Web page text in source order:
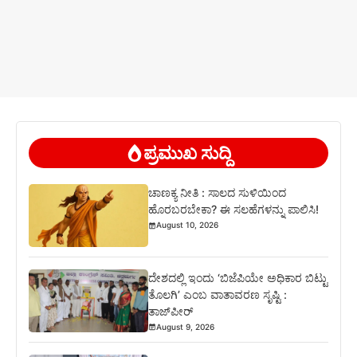
ಪ್ರಮುಖ ಸುದ್ದಿ
ಚಾಣಕ್ಯ ನೀತಿ : ಸಾಲದ ಸುಳಿಯಿಂದ
ಹೊರಬರಬೇಕಾ? ಈ ಸಲಹೆಗಳನ್ನು ಪಾಲಿಸಿ!
August 10, 2026
ದೇಶದಲ್ಲಿ ಇಂದು ‘ಬಿಜೆಪಿಯೇ ಅಧಿಕಾರ ಬಿಟ್ಟು
ತೊಲಗಿ’ ಎಂಬ ವಾತಾವರಣ ಸೃಷ್ಟಿ :
ತಾಜ್‌ಪೀರ್
August 9, 2026